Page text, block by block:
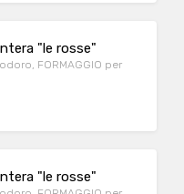
"le rosse"
FORMAGGIO per
"le rosse"